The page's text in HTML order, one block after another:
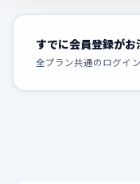
すでに会員登録がお
全プラン共通のログイ